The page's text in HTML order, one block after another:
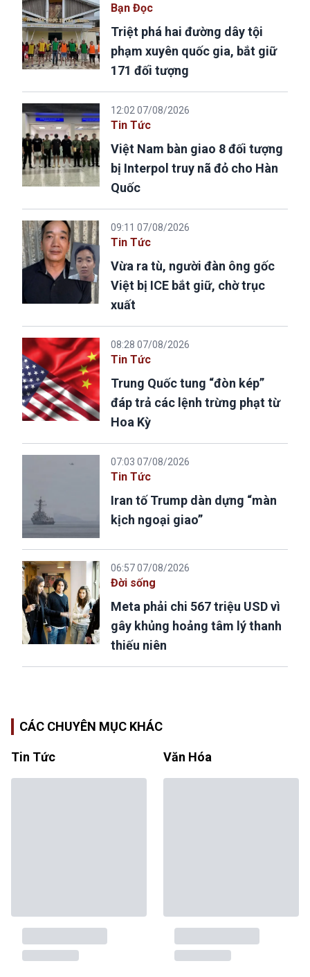
Bạn Đọc
Triệt phá hai đường dây tội
phạm xuyên quốc gia, bắt giữ
171 đối tượng
12:02 07/08/2026
Tin Tức
Việt Nam bàn giao 8 đối tượng
bị Interpol truy nã đỏ cho Hàn
Quốc
09:11 07/08/2026
Tin Tức
Vừa ra tù, người đàn ông gốc
Việt bị ICE bắt giữ, chờ trục
xuất
08:28 07/08/2026
Tin Tức
Trung Quốc tung “đòn kép”
đáp trả các lệnh trừng phạt từ
Hoa Kỳ
07:03 07/08/2026
Tin Tức
Iran tố Trump dàn dựng “màn
kịch ngoại giao”
06:57 07/08/2026
Đời sống
Meta phải chi 567 triệu USD vì
gây khủng hoảng tâm lý thanh
thiếu niên
CÁC CHUYÊN MỤC KHÁC
Tin Tức Văn Hóa